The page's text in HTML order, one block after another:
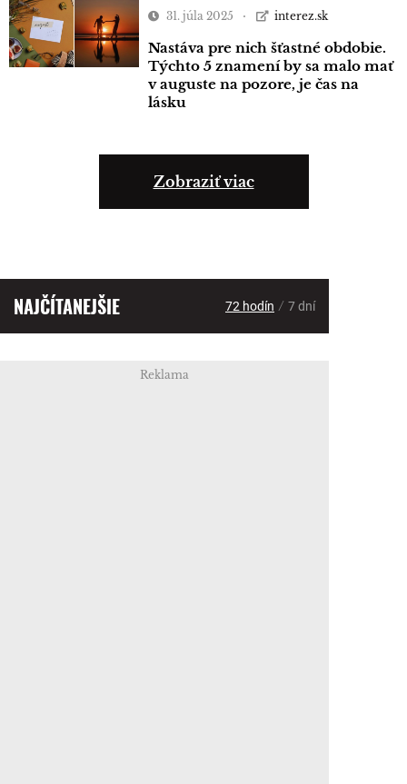
31. júla 2025 interez.sk
Nastáva pre nich šťastné obdobie.
Týchto 5 znamení by sa malo mať
v auguste na pozore, je čas na
lásku
Zobraziť viac
NAJČÍTANEJŠIE 72 hodín / 7 dní
Reklama